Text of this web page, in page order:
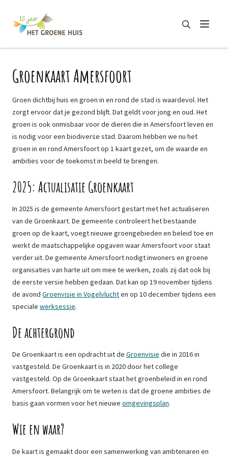
Menu
Zoeken
Groenkaart Amersfoort
Groen dichtbij huis en groen in en rond de stad is waardevol. Het
zorgt ervoor dat je gezond blijft. Dat geldt voor jong en oud. Het
groen is ook onmisbaar voor de dieren die in Amersfoort leven en
is nodig voor een biodiverse stad. Daarom hebben we nu het
groen in en rond Amersfoort op 1 kaart gezet, om de waarde en
ambities voor de toekomst in beeld te brengen.
2025: Actualisatie Groenkaart
In 2025 is de gemeente Amersfoort gestart met het actualiseren
van de Groenkaart. De gemeente controleert het bestaande
groen op de kaart, voegt nieuwe groengebieden en beleid toe en
werkt de maatschappelijke opgaven waar Amersfoort voor staat
verder uit. De gemeente Amersfoort nodigt inwoners en groene
organisaties van harte uit om mee te werken, zoals zij dat ook bij
de eerste versie hebben gedaan. Dat kan op 19 november tijdens
de avond Groenvisie in Vogelvluchten op 10 december tijdens een
speciale werksessie.
De achtergrond
De Groenkaart is een opdracht uit de Groenvisie die in 2016 in
vastgesteld. De Groenkaart is in 2020 door het college
vastgesteld. Op de Groenkaart staat het groenbeleid in en rond
Amersfoort. Belangrijk om te weten is dat de groene ambities de
basis gaan vormen voor het nieuwe omgevingsplan.
Wie en waar?
De kaart is gemaakt door een samenwerking van ambtenaren en